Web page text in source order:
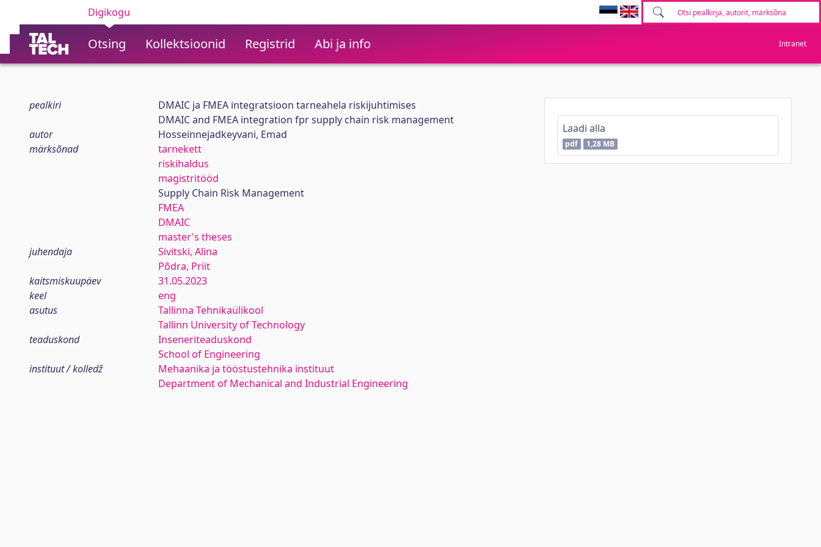
Digikogu
Otsing Kollektsioonid Registrid Abi ja info Intranet
pealkiri
DMAIC ja FMEA integratsioon tarneahela riskijuhtimises
DMAIC and FMEA integration fpr supply chain risk management
autor
Hosseinnejadkeyvani, Emad
märksõnad
tarnekett
riskihaldus
magistritööd
Supply Chain Risk Management
FMEA
DMAIC
master's theses
juhendaja
Sivitski, Alina
Põdra, Priit
kaitsmiskuupäev
31.05.2023
keel
eng
asutus
Tallinna Tehnikaülikool
Tallinn University of Technology
teaduskond
Inseneriteaduskond
School of Engineering
instituut / kolledž
Mehaanika ja tööstustehnika instituut
Department of Mechanical and Industrial Engineering
Laadi alla
pdf 1,28 MB